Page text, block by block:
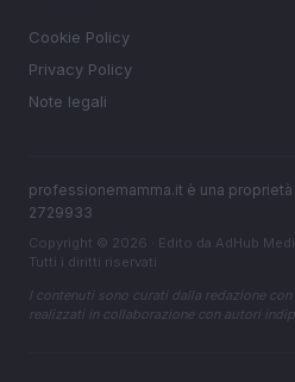
Cookie Policy
Privacy Policy
Note legali
professionemamma.it è una proprietà
2729933
Copyright © 2026 · Edito da AdHub
Tutti i diritti riservati
I contenuti sono curati dalla redazione
realizzati in collaborazione con autori